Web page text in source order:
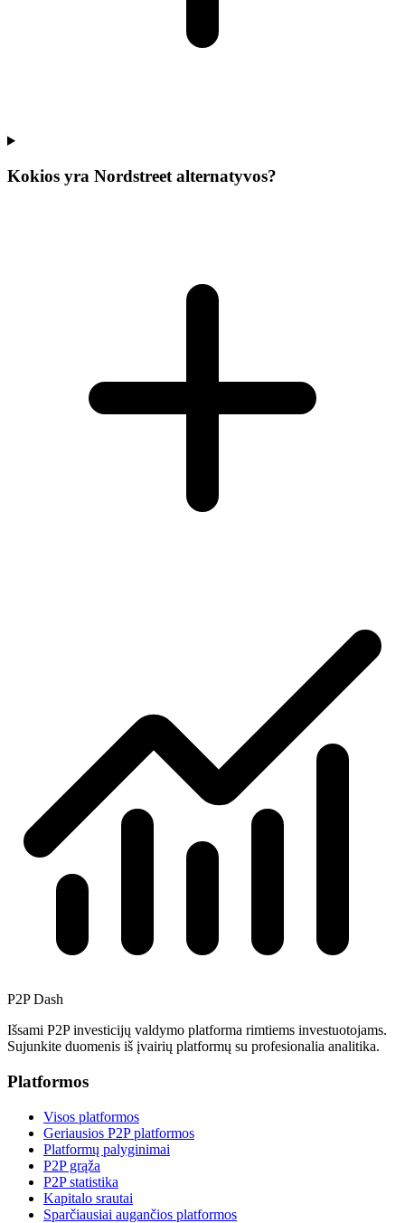
Kokios yra Nordstreet alternatyvos?
P2P Dash
Išsami P2P investicijų valdymo platforma rimtiems investuotojams.
Sujunkite duomenis iš įvairių platformų su profesionalia analitika.
Platformos
Visos platformos
Geriausios P2P platformos
Platformų palyginimai
P2P grąža
P2P statistika
Kapitalo srautai
Sparčiausiai augančios platformos